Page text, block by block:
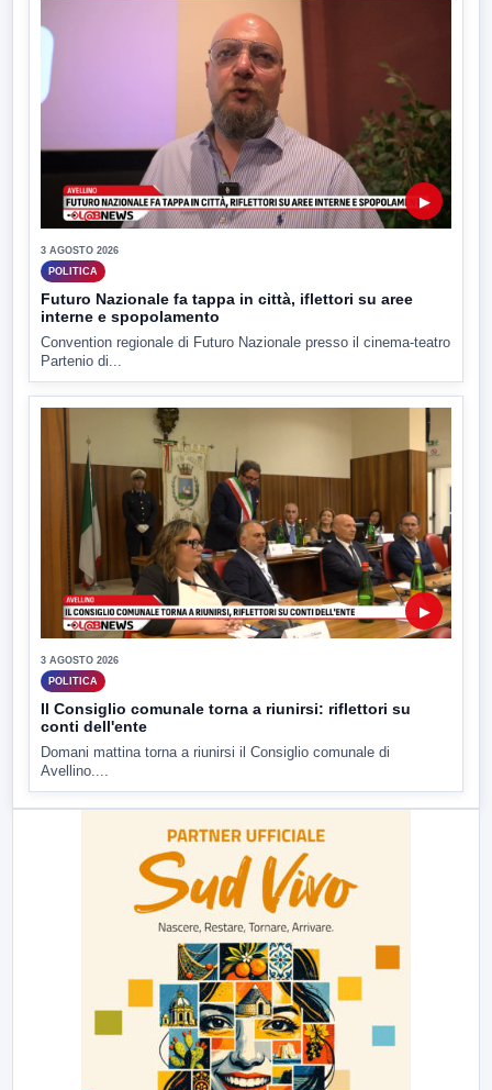
▶
3 AGOSTO 2026
POLITICA
Futuro Nazionale fa tappa in città, iflettori su aree
interne e spopolamento
Convention regionale di Futuro Nazionale presso il cinema-teatro
Partenio di...
▶
3 AGOSTO 2026
POLITICA
Il Consiglio comunale torna a riunirsi: riflettori su
conti dell'ente
Domani mattina torna a riunirsi il Consiglio comunale di
Avellino....